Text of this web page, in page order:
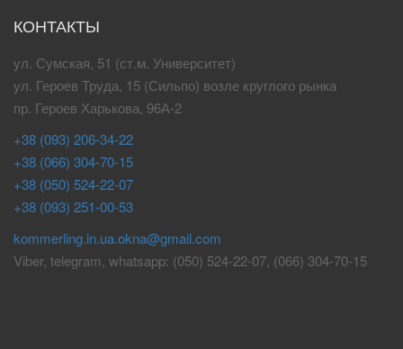
КОНТАКТЫ
ул. Сумская, 51 (ст.м. Университет)
ул. Героев Труда, 15 (Сильпо) возле круглого рынка
пр. Героев Харькова, 96А-2
+38 (093) 206-34-22
+38 (066) 304-70-15
+38 (050) 524-22-07
+38 (093) 251-00-53
kommerling.in.ua.okna@gmail.com
Viber, telegram, whatsapp: (050) 524-22-07, (066) 304-70-15